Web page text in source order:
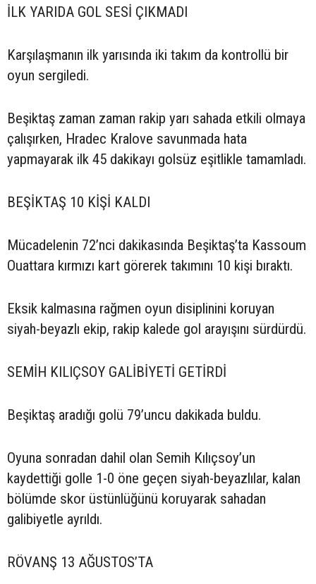
İLK YARIDA GOL SESİ ÇIKMADI
Karşılaşmanın ilk yarısında iki takım da kontrollü bir
oyun sergiledi.
Beşiktaş zaman zaman rakip yarı sahada etkili olmaya
çalışırken, Hradec Kralove savunmada hata
yapmayarak ilk 45 dakikayı golsüz eşitlikle tamamladı.
BEŞİKTAŞ 10 KİŞİ KALDI
Mücadelenin 72’nci dakikasında Beşiktaş’ta Kassoum
Ouattara kırmızı kart görerek takımını 10 kişi bıraktı.
Eksik kalmasına rağmen oyun disiplinini koruyan
siyah-beyazlı ekip, rakip kalede gol arayışını sürdürdü.
SEMİH KILIÇSOY GALİBİYETİ GETİRDİ
Beşiktaş aradığı golü 79’uncu dakikada buldu.
Oyuna sonradan dahil olan Semih Kılıçsoy’un
kaydettiği golle 1-0 öne geçen siyah-beyazlılar, kalan
bölümde skor üstünlüğünü koruyarak sahadan
galibiyetle ayrıldı.
RÖVANŞ 13 AĞUSTOS’TA